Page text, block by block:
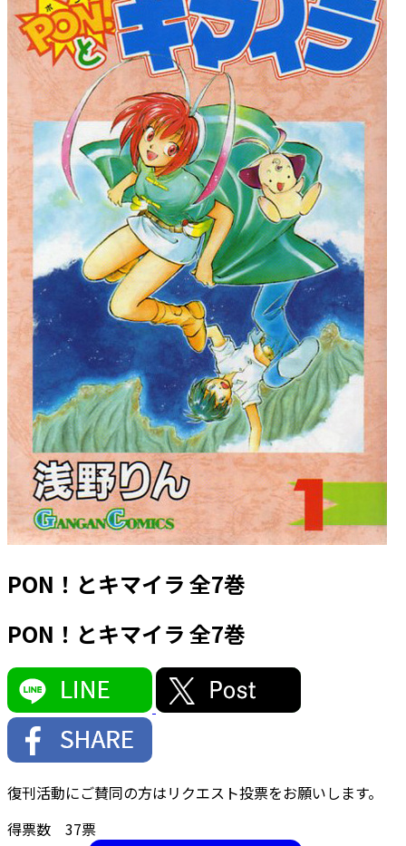
PON！とキマイラ 全7巻
PON！とキマイラ 全7巻
復刊活動にご賛同の方はリクエスト投票をお願いします。
得票数 37票